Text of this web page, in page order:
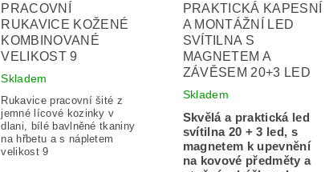
PRACOVNÍ
RUKAVICE KOŽENÉ
KOMBINOVANÉ
VELIKOST 9
Skladem
Rukavice pracovní šité z
jemné lícové kozinky v
dlani, bílé bavlněné tkaniny
na hřbetu a s nápletem
velikost 9
PRAKTICKÁ KAPESNÍ
A MONTÁŽNÍ LED
SVÍTILNA S
MAGNETEM A
ZÁVĚSEM 20+3 LED
Skladem
Skvělá a praktická led
svítilna 20 + 3 led, s
magnetem k upevnění
na kovové předměty a